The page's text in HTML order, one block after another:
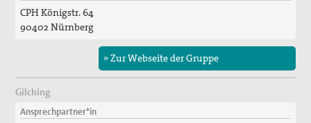
CPH Königstr. 64
90402 Nürnberg
» Zur Webseite der Gruppe
Gilching
Ansprechpartner*in